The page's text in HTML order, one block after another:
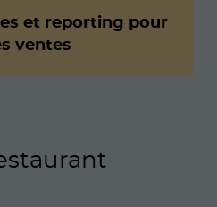
et reporting pour
ventes